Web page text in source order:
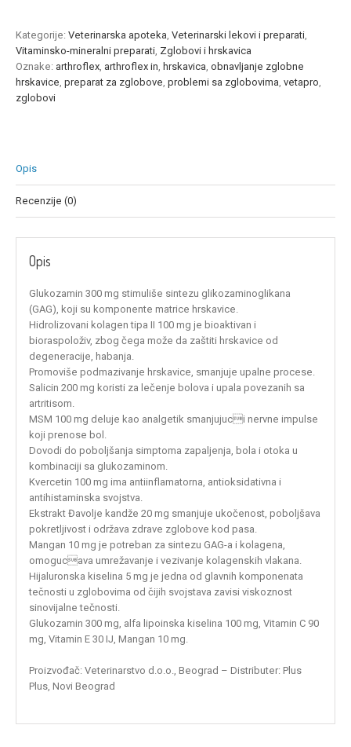
60tableta
količina
Kategorije: Veterinarska apoteka Veterinarski lekovi i preparati
Vitaminsko-mineralni preparati Zglobovi i hrskavica
Oznake: arthroflex arthroflex in hrskavica obnavljanje zglobne
hrskavice preparat za zglobove problemi sa zglobovima vetapro
zglobovi
Opis
Recenzije (0)
Opis
Glukozamin 300 mg stimuliše sintezu glikozaminoglikana
(GAG), koji su komponente matrice hrskavice.
Hidrolizovani kolagen tipa II 100 mg je bioaktivan i
bioraspoloživ, zbog čega može da zaštiti hrskavice od
degeneracije, habanja.
Promoviše podmazivanje hrskavice, smanjuje upalne procese.
Salicin 200 mg koristi za lečenje bolova i upala povezanih sa
artritisom.
MSM 100 mg deluje kao analgetik smanjujuci nervne impulse
koji prenose bol.
Dovodi do poboljšanja simptoma zapaljenja, bola i otoka u
kombinaciji sa glukozaminom.
Kvercetin 100 mg ima antiinflamatorna, antioksidativna i
antihistaminska svojstva.
Ekstrakt Đavolje kandže 20 mg smanjuje ukočenost, poboljšava
pokretljivost i održava zdrave zglobove kod pasa.
Mangan 10 mg je potreban za sintezu GAG-a i kolagena,
omogucava umrežavanje i vezivanje kolagenskih vlakana.
Hijaluronska kiselina 5 mg je jedna od glavnih komponenata
tečnosti u zglobovima od čijih svojstava zavisi viskoznost
sinovijalne tečnosti.
Glukozamin 300 mg, alfa lipoinska kiselina 100 mg, Vitamin C 90
mg, Vitamin E 30 IJ, Mangan 10 mg.
Proizvođač: Veterinarstvo d.o.o., Beograd – Distributer: Plus
Plus, Novi Beograd